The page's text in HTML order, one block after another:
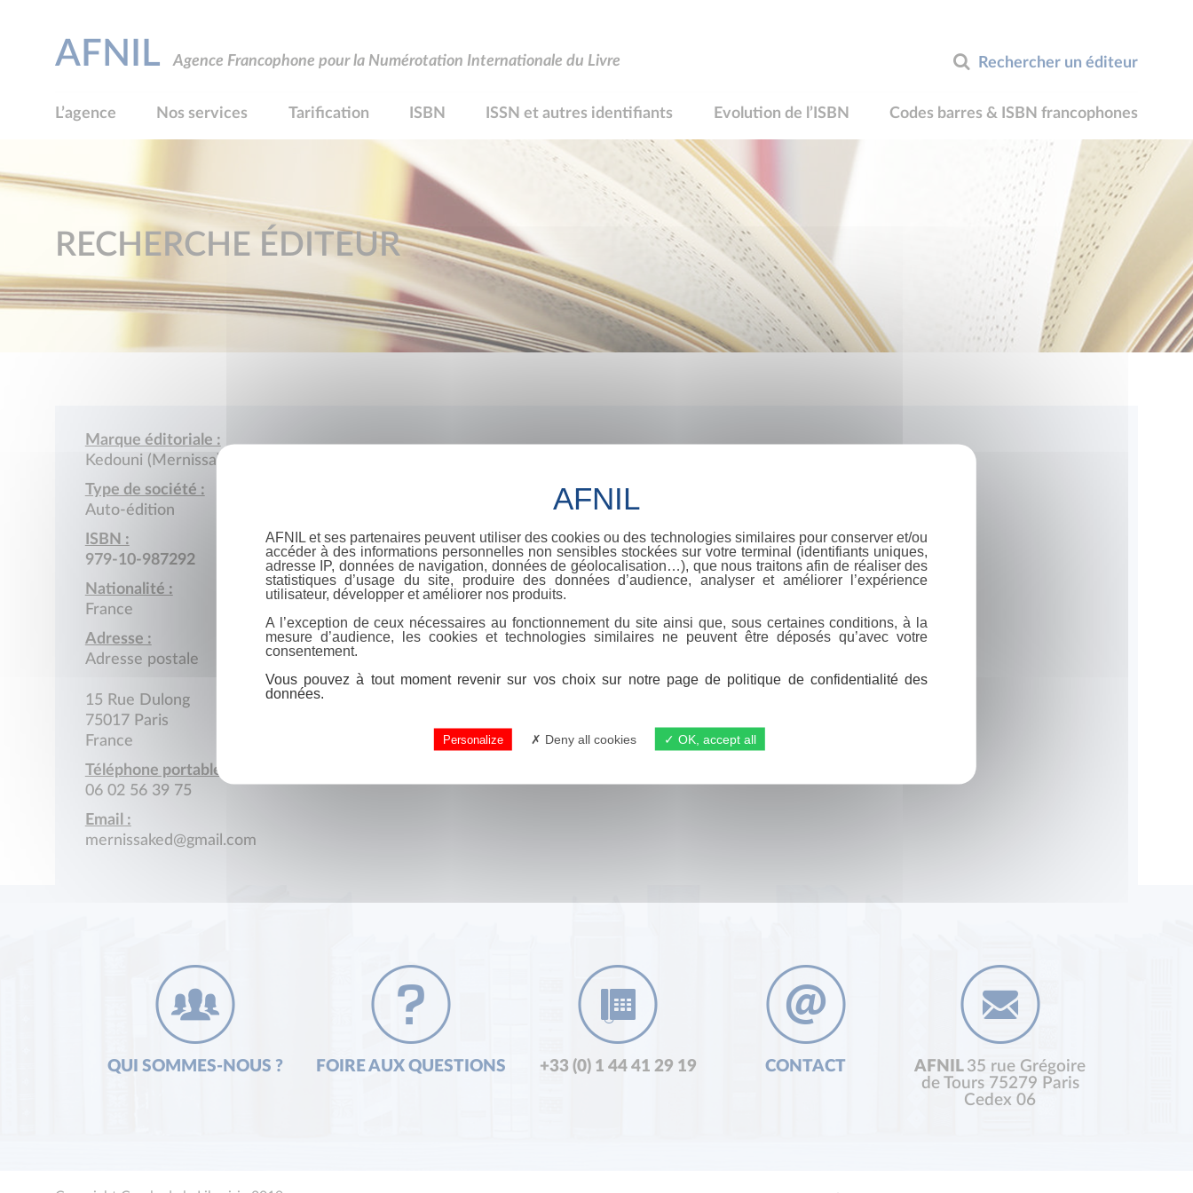
Rechercher un éditeur
AFNIL Agence Francophone pour la Numérotation Internationale du Livre
L’agence Nos services Tarification ISBN ISSN et autres identifiants Evolution de l’ISBN Codes barres & ISBN francophones
RECHERCHE ÉDITEUR
Marque éditoriale :
Kedouni (Mernissa)
Type de société :
Auto-édition
ISBN :
979-10-987292
Nationalité :
France
Adresse :
Adresse postale
15 Rue Dulong
75017 Paris
France
Téléphone portable :
06 02 56 39 75
Email :
mernissaked@gmail.com
QUI SOMMES-NOUS ? FOIRE AUX QUESTIONS +33 (0) 1 44 41 29 19 CONTACT AFNIL 35 rue Grégoire
de Tours 75279 Paris
Cedex 06
AFNIL et ses partenaires peuvent utiliser des cookies ou des technologies similaires pour conserver et/ou
accéder à des informations personnelles non sensibles stockées sur votre terminal (identifiants uniques,
adresse IP, données de navigation, données de géolocalisation…), que nous traitons afin de réaliser des
statistiques d’usage du site, produire des données d’audience, analyser et améliorer l’expérience
utilisateur, développer et améliorer nos produits.
A l’exception de ceux nécessaires au fonctionnement du site ainsi que, sous certaines conditions, à la
mesure d’audience, les cookies et technologies similaires ne peuvent être déposés qu’avec votre
consentement.
Vous pouvez à tout moment revenir sur vos choix sur notre page de politique de confidentialité des
données.
Personalize Deny all cookies OK, accept all